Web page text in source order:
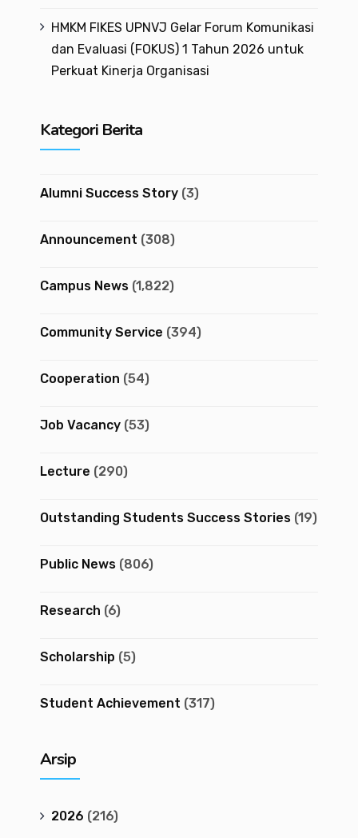
HMKM FIKES UPNVJ Gelar Forum Komunikasi
dan Evaluasi (FOKUS) 1 Tahun 2026 untuk
Perkuat Kinerja Organisasi
Kategori Berita
Alumni Success Story (3)
Announcement (308)
Campus News (1,822)
Community Service (394)
Cooperation (54)
Job Vacancy (53)
Lecture (290)
Outstanding Students Success Stories (19)
Public News (806)
Research (6)
Scholarship (5)
Student Achievement (317)
Arsip
2026 (216)